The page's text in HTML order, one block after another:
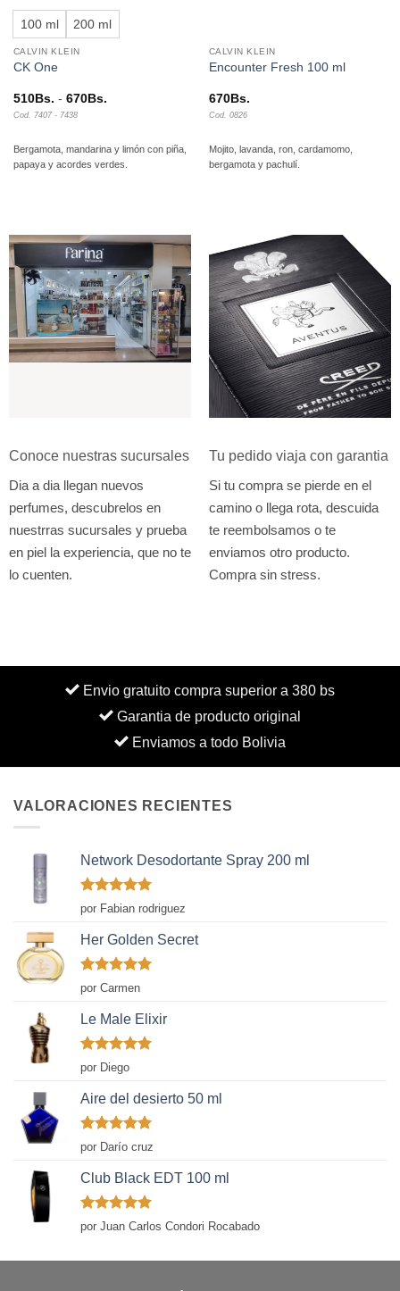
100 ml 200 ml
CALVIN KLEIN
CK One
510Bs. - 670Bs.
510Bs.
hasta
670Bs.
Cod. 7407 - 7438
Bergamota, mandarina y limón con piña,
papaya y acordes verdes.
CALVIN KLEIN
Encounter Fresh 100 ml
670Bs.
Cod. 0826
Mojito, lavanda, ron, cardamomo,
bergamota y pachulí.
Conoce nuestras sucursales
Dia a dia llegan nuevos
perfumes, descubrelos en
nuestrras sucursales y prueba
en piel la experiencia, que no te
lo cuenten.
Tu pedido viaja con garantia
Si tu compra se pierde en el
camino o llega rota, descuida
te reembolsamos o te
enviamos otro producto.
Compra sin stress.
Envio gratuito compra superior a 380 bs
Garantia de producto original
Enviamos a todo Bolivia
VALORACIONES RECIENTES
Network Desodortante Spray 200 ml
Valorado
con
por Fabian rodriguez
Her Golden Secret
Valorado
con
por Carmen
Le Male Elixir
Valorado
con
de 5
por Diego
Aire del desierto 50 ml
Valorado
con
por Darío cruz
Club Black EDT 100 ml
Valorado
con
por Juan Carlos Condori Rocabado